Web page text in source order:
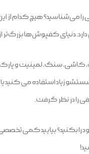
می‌شناسید؟ هیچ کدام
دنیای کفپوش‌ها
سنگ، لمینیت و
زیاد استفاده می کنید
را در نظر گرفت.
بکنید؟ بیایید کمی